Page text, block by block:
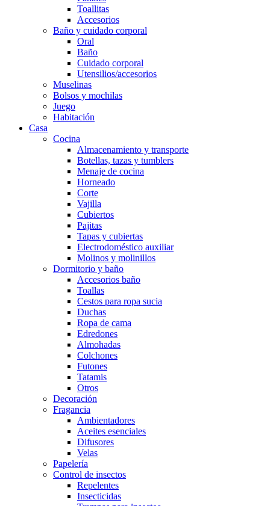
Toallitas
Accesorios
Baño y cuidado corporal
Oral
Baño
Cuidado corporal
Utensilios/accesorios
Muselinas
Bolsos y mochilas
Juego
Habitación
Casa
Cocina
Almacenamiento y transporte
Botellas, tazas y tumblers
Menaje de cocina
Horneado
Corte
Vajilla
Cubiertos
Pajitas
Tapas y cubiertas
Electrodoméstico auxiliar
Molinos y molinillos
Dormitorio y baño
Accesorios baño
Toallas
Cestos para ropa sucia
Duchas
Ropa de cama
Edredones
Almohadas
Colchones
Futones
Tatamis
Otros
Decoración
Fragancia
Ambientadores
Aceites esenciales
Difusores
Velas
Papelería
Control de insectos
Repelentes
Insecticidas